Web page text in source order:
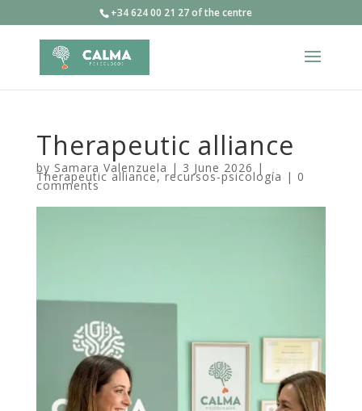
+34 624 00 21 27 of the centre
Therapeutic alliance
by Samara Valenzuela | 3 June 2026 |
Therapeutic alliance,recursos-psicología | 0
comments